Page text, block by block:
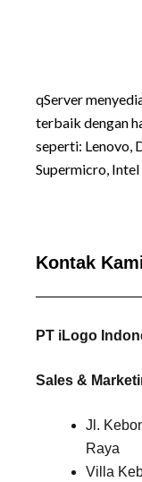
qServer
terbaik dengan
seperti: Lenovo,
Supermicro, Intel
Kontak
PT iLogo
Sales &
Jl.
Raya
Villa